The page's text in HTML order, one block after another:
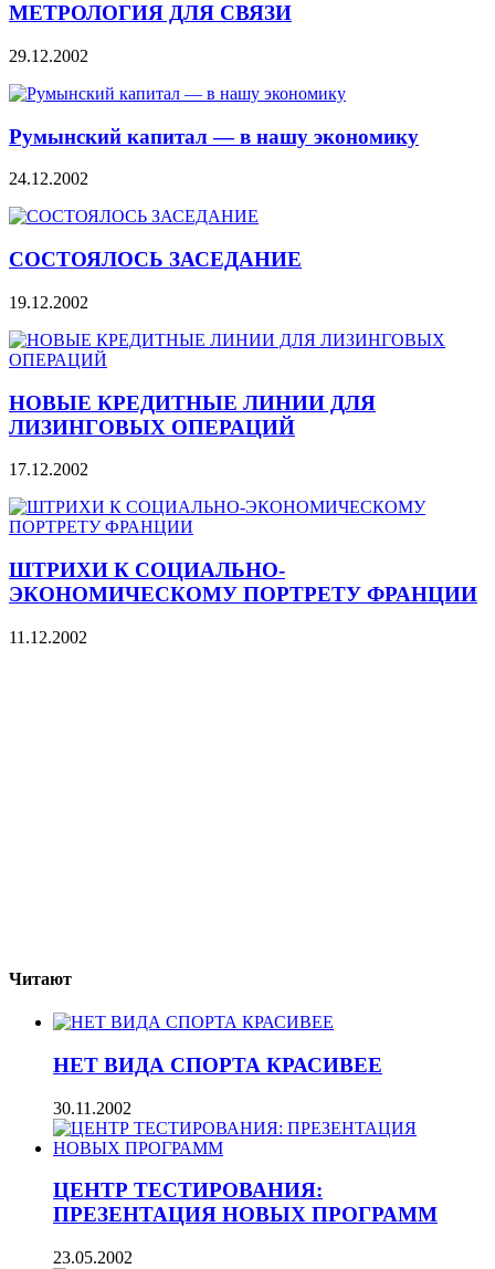
МЕТРОЛОГИЯ ДЛЯ СВЯЗИ
29.12.2002
Румынский капитал — в нашу экономику
24.12.2002
СОСТОЯЛОСЬ ЗАСЕДАНИЕ
19.12.2002
НОВЫЕ КРЕДИТНЫЕ ЛИНИИ ДЛЯ
ЛИЗИНГОВЫХ ОПЕРАЦИЙ
17.12.2002
ШТРИХИ К СОЦИАЛЬНО-
ЭКОНОМИЧЕСКОМУ ПОРТРЕТУ ФРАНЦИИ
11.12.2002
Читают
НЕТ ВИДА СПОРТА КРАСИВЕЕ
30.11.2002
ЦЕНТР ТЕСТИРОВАНИЯ:
ПРЕЗЕНТАЦИЯ НОВЫХ ПРОГРАММ
23.05.2002